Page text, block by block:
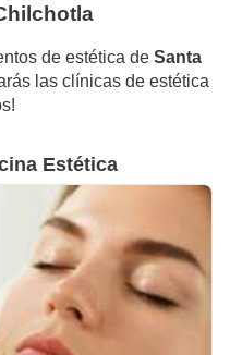
de estética de Santa
las clínicas de estética
Estética